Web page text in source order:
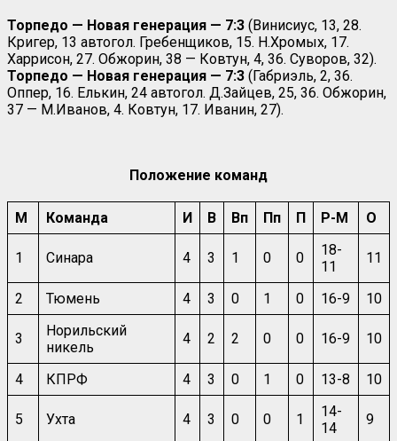
Торпедо — Новая генерация — 7:3 (Винисиус, 13, 28.
Кригер, 13 автогол. Гребенщиков, 15. Н.Хромых, 17.
Харрисон, 27. Обжорин, 38 — Ковтун, 4, 36. Суворов, 32).
Торпедо — Новая генерация — 7:3 (Габриэль, 2, 36.
Оппер, 16. Елькин, 24 автогол. Д.Зайцев, 25, 36. Обжорин,
37 — М.Иванов, 4. Ковтун, 17. Иванин, 27).
Положение команд
М Команда И В Вп Пп П Р-М О
1 Синара 4 3 1 0 0
18-
11
11
2 Тюмень 4 3 0 1 0 16-9 10
3
Норильский
никель
4 2 2 0 0 16-9 10
4 КПРФ 4 3 0 1 0 13-8 10
5 Ухта 4 3 0 0 1
14-
14
9